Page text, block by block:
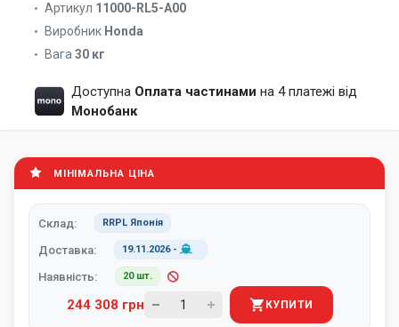
Артикул 11000-RL5-A00
Виробник Honda
Вага 30 кг
Доступна Оплата частинами на 4 платежі від
Монобанк
МІНІМАЛЬНА ЦІНА
Склад: RRPL Японія
Доставка: 19.11.2026-
Наявність: 20 шт.
244 308 грн КУПИТИ